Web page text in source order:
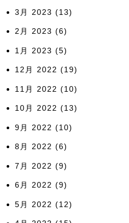
3月 2023 (13)
2月 2023 (6)
1月 2023 (5)
12月 2022 (19)
11月 2022 (10)
10月 2022 (13)
9月 2022 (10)
8月 2022 (6)
7月 2022 (9)
6月 2022 (9)
5月 2022 (12)